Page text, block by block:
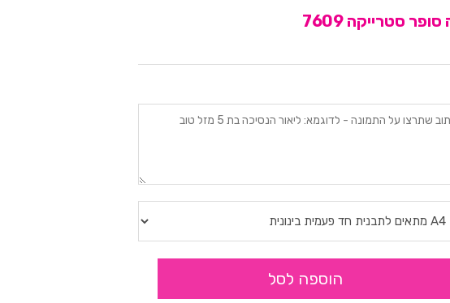
סטרייקה 7609
הוספה לסל